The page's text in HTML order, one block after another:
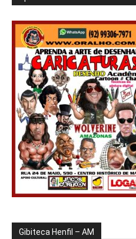
Gibiteca Henfil – AM